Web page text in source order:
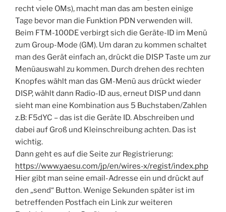
recht viele OMs), macht man das am besten einige
Tage bevor man die Funktion PDN verwenden will.
Beim FTM-100DE verbirgt sich die Geräte-ID im Menü
zum Group-Mode (GM). Um daran zu kommen schaltet
man des Gerät einfach an, drückt die DISP Taste um zur
Menüauswahl zu kommen. Durch drehen des rechten
Knopfes wählt man das GM-Menü aus drückt wieder
DISP, wählt dann Radio-ID aus, erneut DISP und dann
sieht man eine Kombination aus 5 Buchstaben/Zahlen
z.B: F5dYC – das ist die Geräte ID. Abschreiben und
dabei auf Groß und Kleinschreibung achten. Das ist
wichtig.
Dann geht es auf die Seite zur Registrierung:
https://www.yaesu.com/jp/en/wires-x/regist/index.php
Hier gibt man seine email-Adresse ein und drückt auf
den „send“ Button. Wenige Sekunden später ist im
betreffenden Postfach ein Link zur weiteren